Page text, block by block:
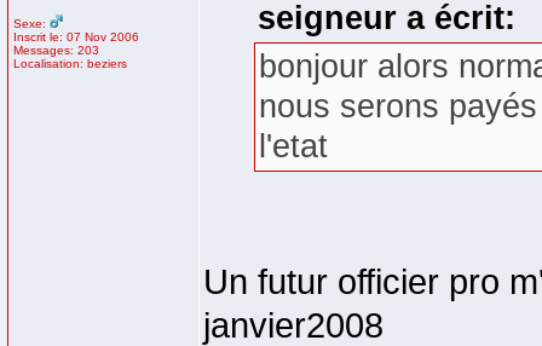
Sexe:
Inscrit le: 07 Nov 2006
Messages: 203
Localisation: beziers
seigneur a écrit:
bonjour alors
nous serons
l'etat
Un futur officier pro
janvier2008